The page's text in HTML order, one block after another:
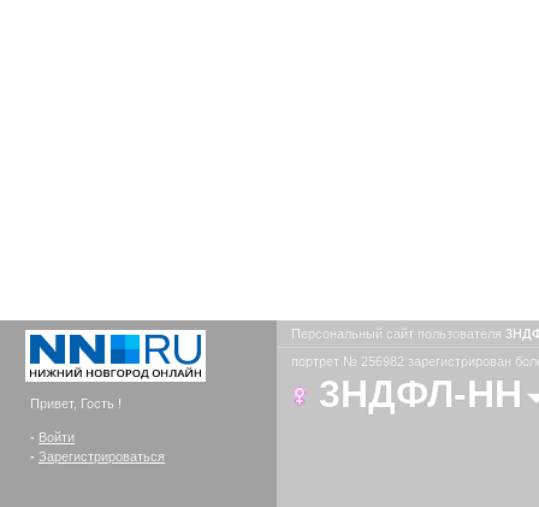
Привет, Гость !
- Войти
- Зарегистрироваться
Персональный сайт пользователя
портрет № 256982 зарегистрирован
3НДФЛ-НН